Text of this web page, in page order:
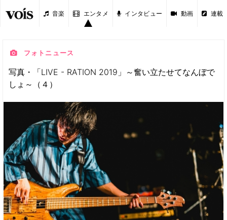
音楽 エンタメ インタビュー 動画 連載
フォトニュース
写真・「LIVE - RATION 2019」～奮い立たせてなんぼで
しょ～（４）